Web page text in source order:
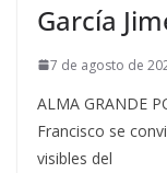
García
7 de agosto de
ALMA GRANDE
Francisco se
visibles del